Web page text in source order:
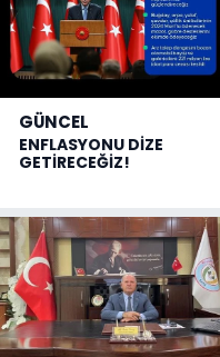
GÜNCEL
ENFLASYONU DİZE
GETİRECEĞİZ!